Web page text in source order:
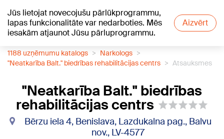
Jūs lietojat novecojušu pārlūkprogrammu,
lapas funkcionalitāte var nedarboties. Mēs
iesakām atjaunot Jūsu pārluprogrammu.
Aizvērt
+21°C
1188 uzņēmumu katalogs
Narkologs
"Neatkarība Balt." biedrības rehabilitācijas centrs
Atsauksmes
"Neatkarība Balt." biedrības
rehabilitācijas centrs
Bērzu iela 4, Benislava, Lazdukalna pag., Balvu
nov., LV-4577